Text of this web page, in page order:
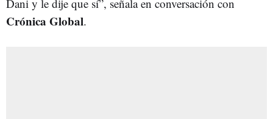
Dani y le dije que sí”, señala en conversación con
Crónica Global.